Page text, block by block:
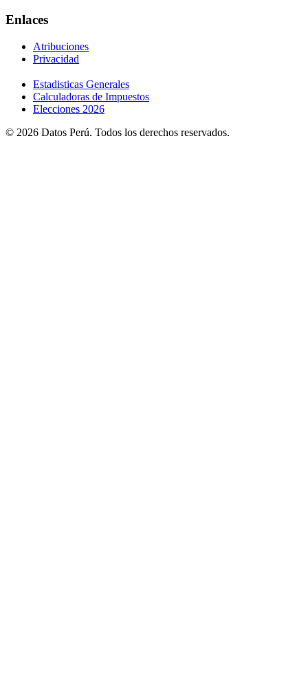
Enlaces
Atribuciones
Privacidad
Estadisticas Generales
Calculadoras de Impuestos
Elecciones 2026
© 2026 Datos Perú. Todos los derechos reservados.